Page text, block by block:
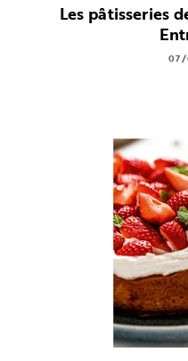
Les pâtisseries
07/